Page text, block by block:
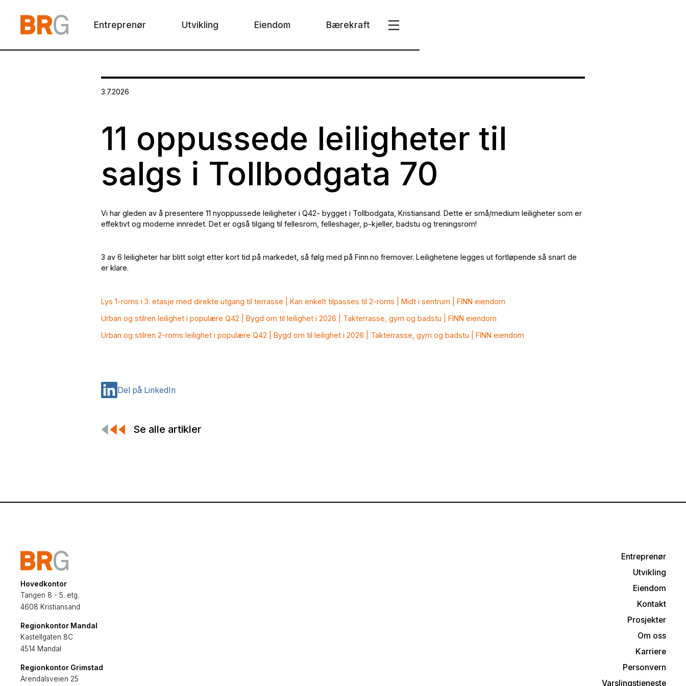
Entreprenør Utvikling Eiendom Bærekraft
3.7.2026
11 oppussede leiligheter til
salgs i Tollbodgata 70
Vi har gleden av å presentere 11 nyoppussede leiligheter i Q42- bygget i Tollbodgata, Kristiansand. Dette er små/medium leiligheter som er
effektivt og moderne innredet. Det er også tilgang til fellesrom, felleshager, p-kjeller, badstu og treningsrom!
3 av 6 leiligheter har blitt solgt etter kort tid på markedet, så følg med på Finn.no fremover. Leilighetene legges ut fortløpende så snart de
er klare.
Lys 1-roms i 3. etasje med direkte utgang til terrasse | Kan enkelt tilpasses til 2-roms | Midt i sentrum | FINN eiendom
Urban og stilren leilighet i populære Q42 | Bygd om til leilighet i 2026 | Takterrasse, gym og badstu | FINN eiendom
Urban og stilren 2-roms leilighet i populære Q42 | Bygd om til leilighet i 2026 | Takterrasse, gym og badstu | FINN eiendom
Del på LinkedIn
Se alle artikler
Hovedkontor
Tangen 8 - 5. etg.
4608 Kristiansand
Regionkontor Mandal
Kastellgaten 8C
4514 Mandal
Regionkontor Grimstad
Arendalsveien 25
Entreprenør
Utvikling
Eiendom
Kontakt
Prosjekter
Om oss
Karriere
Personvern
Varslingstjeneste